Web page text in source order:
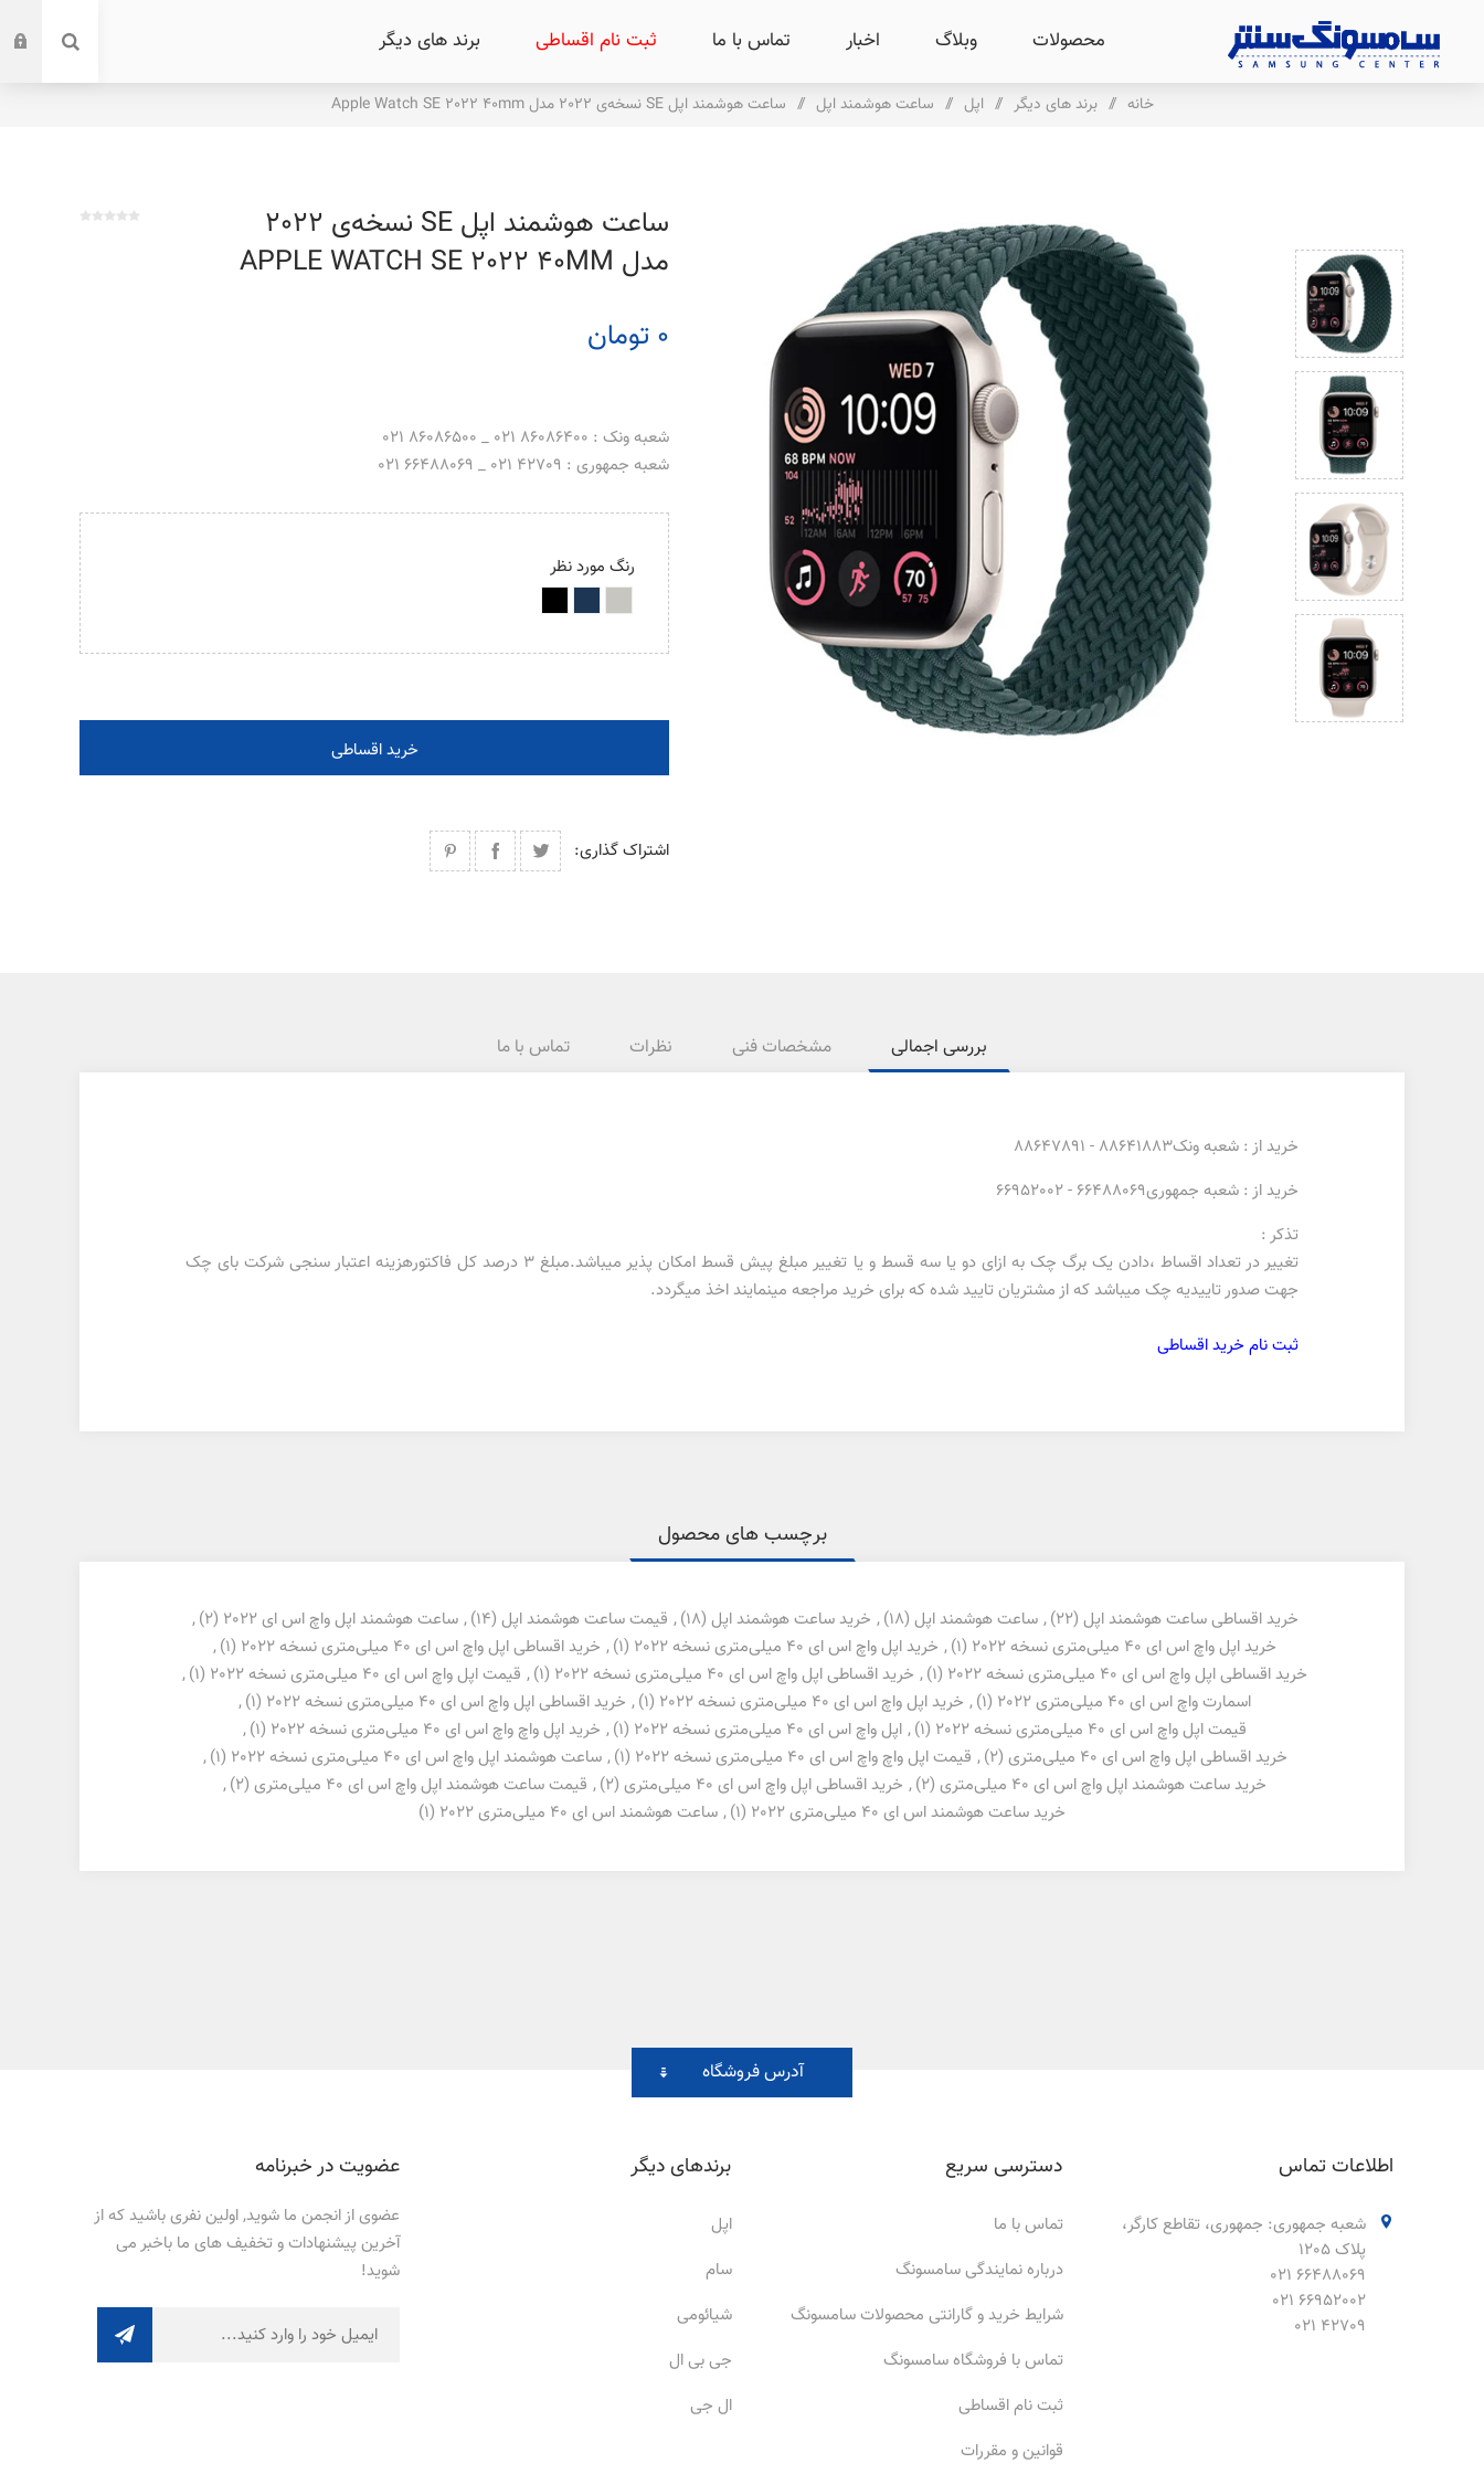
محصولات وبلاگ اخبار تماس با ما ثبت نام اقساطی برند های دیگر
خانه / برند های دیگر / اپل / ساعت هوشمند اپل / ساعت هوشمند اپل SE نسخه‌ی 2022 مدل Apple Watch SE 2022 40mm
ساعت هوشمند اپل SE نسخه‌ی 2022
مدل APPLE WATCH SE 2022 40MM
0 تومان
شعبه ونک : 86086400 021 _ 86086500 021
شعبه جمهوری : 42709 021 _ 66488069 021
رنگ مورد نظر
خرید اقساطی
اشتراک گذاری:
بررسی اجمالی مشخصات فنی نظرات تماس با ما
خرید از : شعبه ونک88641883 - 88647891
خرید از : شعبه جمهوری66488069 - 66952002
تذکر :
تغییر در تعداد اقساط ،دادن یک برگ چک به ازای دو یا سه قسط و یا تغییر مبلغ پیش قسط امکان پذیر میباشد.مبلغ 3 درصد کل فاکتورهزینه اعتبار سنجی شرکت بای چک
جهت صدور تاییدیه چک میباشد که از مشتریان تایید شده که برای خرید مراجعه مینمایند اخذ میگردد.
ثبت نام خرید اقساطی
برچسب های محصول
خرید اقساطی ساعت هوشمند اپل (22)
, ساعت هوشمند اپل (18)
, خرید ساعت هوشمند اپل (18)
, قیمت ساعت هوشمند اپل (14)
, ساعت هوشمند اپل واچ اس ای 2022 (2)
,
خرید اپل واچ اس ای 40 میلی‌متری نسخه 2022
(1)
, خرید اپل واچ اس ای 40 میلی‌متری نسخه 2022 (1)
, خرید اقساطی اپل واچ اس ای 40 میلی‌متری نسخه 2022 (1)
,
خرید اقساطی اپل واچ اس ای 40 میلی‌متری نسخه 2022
(1)
, خرید اقساطی اپل واچ اس ای 40 میلی‌متری نسخه 2022 (1)
, قیمت اپل واچ اس ای 40 میلی‌متری نسخه 2022 (1)
,
اسمارت واچ اس ای 40 میلی‌متری 2022
(1)
, خرید اپل واچ اس ای 40 میلی‌متری نسخه 2022 (1)
, خرید اقساطی اپل واچ اس ای 40 میلی‌متری نسخه 2022 (1)
,
قیمت اپل واچ اس ای 40 میلی‌متری نسخه 2022
(1)
, اپل واچ اس ای 40 میلی‌متری نسخه 2022 (1)
, خرید اپل واچ واچ اس ای 40 میلی‌متری نسخه 2022 (1)
,
خرید اقساطی اپل واچ اس ای 40 میلی‌متری
(2)
, قیمت اپل واچ واچ اس ای 40 میلی‌متری نسخه 2022 (1)
, ساعت هوشمند اپل واچ اس ای 40 میلی‌متری نسخه 2022 (1)
,
خرید ساعت هوشمند اپل واچ اس ای 40 میلی‌متری
(2)
, خرید اقساطی اپل واچ اس ای 40 میلی‌متری (2)
, قیمت ساعت هوشمند اپل واچ اس ای 40 میلی‌متری (2)
,
خرید ساعت هوشمند اس ای 40 میلی‌متری 2022
(1)
, ساعت هوشمند اس ای 40 میلی‌متری 2022 (1)
آدرس فروشگاه
اطلاعات تماس
شعبه جمهوری: جمهوری، تقاطع کارگر،
پلاک 1205
66488069 021
66952002 021
42709 021
دسترسی سریع
تماس با ما
درباره نمایندگی سامسونگ
شرایط خرید و گارانتی محصولات سامسونگ
تماس با فروشگاه سامسونگ
ثبت نام اقساطی
قوانین و مقررات
برندهای دیگر
اپل
سام
شیائومی
جی بی ال
ال جی
عضویت در خبرنامه
عضوی از انجمن ما شوید, اولین نفری باشید که از
آخرین پیشنهادات و تخفیف های ما باخبر می
شوید!